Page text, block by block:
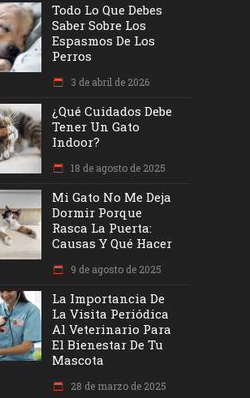
Todo Lo Que Debes
Saber Sobre Los
Espasmos De Los
Perros
3 de abril de 2026
¿Qué Cuidados Debe
Tener Un Gato
Indoor?
18 de agosto de 2025
Mi Gato No Me Deja
Dormir Porque
Rasca La Puerta:
Causas Y Qué Hacer
9 de agosto de 2025
La Importancia De
La Visita Periódica
Al Veterinario Para
El Bienestar De Tu
Mascota
28 de marzo de 2025